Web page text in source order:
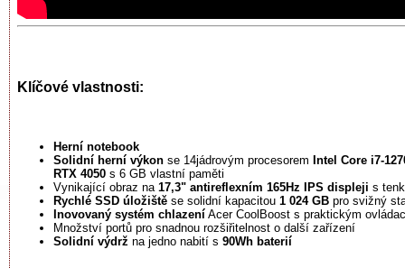
Klíčové vlastnosti:
Herní notebook
Solidní herní výkon se 14jádrovým procesorem Intel Core i7-
RTX 4050 s 6 GB vlastní paměti
Vynikající obraz na 17,3" antireflexním 165Hz IPS displeji s
Rychlé SSD úložiště se solidní kapacitou 1 024 GB pro svižný
Inovovaný systém chlazení Acer CoolBoost s praktickým
Množství portů pro snadnou rozšiřitelnost o další zařízení
Solidní výdrž na jedno nabití s 90Wh baterií